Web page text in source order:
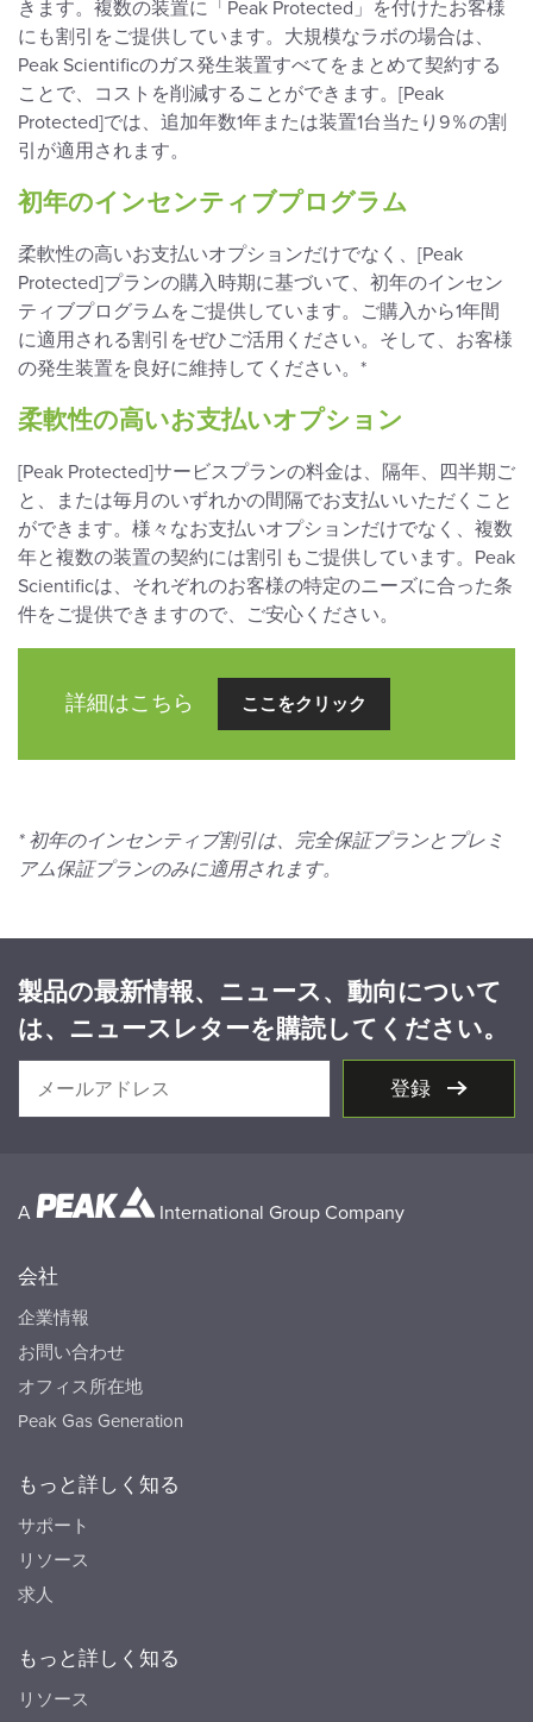
きます。複数の装置に「Peak Protected」を付けたお客様
にも割引をご提供しています。大規模なラボの場合は、
Peak Scientificのガス発生装置すべてをまとめて契約する
ことで、コストを削減することができます。[Peak
Protected]では、追加年数1年または装置1台当たり9％の割
引が適用されます。
初年のインセンティブプログラム
柔軟性の高いお支払いオプションだけでなく、[Peak
Protected]プランの購入時期に基づいて、初年のインセン
ティブプログラムをご提供しています。ご購入から1年間
に適用される割引をぜひご活用ください。そして、お客様
の発生装置を良好に維持してください。*
柔軟性の高いお支払いオプション
[Peak Protected]サービスプランの料金は、隔年、四半期ご
と、または毎月のいずれかの間隔でお支払いいただくこと
ができます。様々なお支払いオプションだけでなく、複数
年と複数の装置の契約には割引もご提供しています。Peak
Scientificは、それぞれのお客様の特定のニーズに合った条
件をご提供できますので、ご安心ください。
詳細はこちら ここをクリック
* 初年のインセンティブ割引は、完全保証プランとプレミ
アム保証プランのみに適用されます。
製品の最新情報、ニュース、動向について
は、ニュースレターを購読してください。
登録
A International Group Company
会社
企業情報
お問い合わせ
オフィス所在地
Peak Gas Generation
もっと詳しく知る
サポート
リソース
求人
もっと詳しく知る
リソース